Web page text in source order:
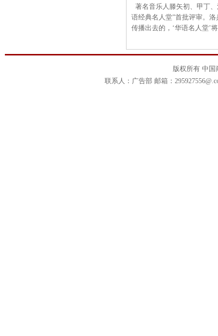
著名音乐人滕矢初、甲丁
语经典名人堂”首批评审。
传播出去的，‘华语名人堂’
版权所有 中
联系人：广告部 邮箱：